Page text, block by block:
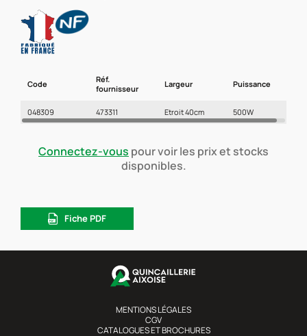
Code
Réf.
fournisseur
Largeur Puissance
048309 473311 Etroit 40cm 500W
Connectez-vous pour voir les prix et stocks
disponibles.
Fiche PDF
MENTIONS LÉGALES
CGV
CATALOGUES ET BROCHURES